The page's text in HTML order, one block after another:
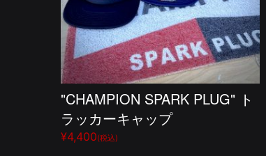
"CHAMPION SPARK PLUG" ト
ラッカーキャップ
¥4,400(税込)